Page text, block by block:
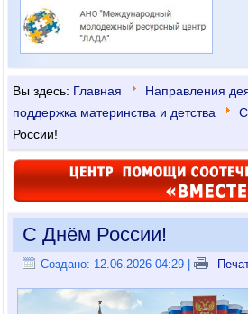
Вы здесь: Главная Направления
поддержка материнства и детства
России!
С Днём России!
Создано: 12.06.2026 04:29 |